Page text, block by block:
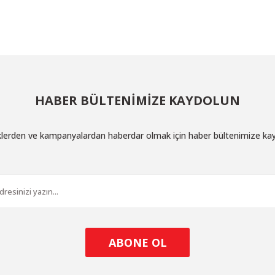
HABER BÜLTENİMİZE KAYDOLUN
ve kampanyalardan haberdar olmak için haber bültenimize
ABONE OL